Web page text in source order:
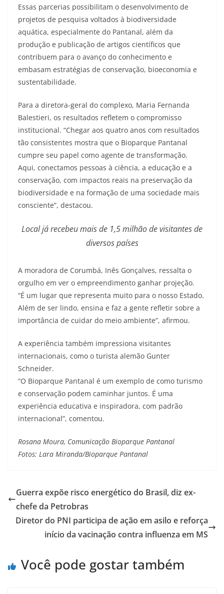
Essas parcerias possibilitam o desenvolvimento de
projetos de pesquisa voltados à biodiversidade
aquática, especialmente do Pantanal, além da
produção e publicação de artigos científicos que
contribuem para o avanço do conhecimento e
embasam estratégias de conservação, bioeconomia e
sustentabilidade.
Para a diretora-geral do complexo, Maria Fernanda
Balestieri, os resultados refletem o compromisso
institucional. “Chegar aos quatro anos com resultados
tão consistentes mostra que o Bioparque Pantanal
cumpre seu papel como agente de transformação.
Aqui, conectamos pessoas à ciência, a educação e a
conservação, com impactos reais na preservação da
biodiversidade e na formação de uma sociedade mais
consciente”, destacou.
Local já recebeu mais de 1,5 milhão de visitantes de
diversos países
A moradora de Corumbá, Inês Gonçalves, ressalta o
orgulho em ver o empreendimento ganhar projeção.
“É um lugar que representa muito para o nosso Estado.
Além de ser lindo, ensina e faz a gente refletir sobre a
importância de cuidar do meio ambiente”, afirmou.
A experiência também impressiona visitantes
internacionais, como o turista alemão Gunter
Schneider.
“O Bioparque Pantanal é um exemplo de como turismo
e conservação podem caminhar juntos. É uma
experiência educativa e inspiradora, com padrão
internacional”, comentou.
Rosana Moura, Comunicação Bioparque Pantanal
Fotos: Lara Miranda/Bioparque Pantanal
Guerra expõe risco energético do Brasil, diz ex-
chefe da Petrobras
Diretor do PNI participa de ação em asilo e reforça
início da vacinação contra influenza em MS
Você pode gostar também